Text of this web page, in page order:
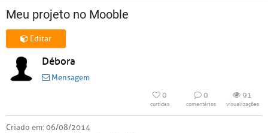
Meu projeto no Mooble
Editar
Débora
Mensagem
0
curtidas
0
comentários
91
visualizações
Criado em:06/08/2014